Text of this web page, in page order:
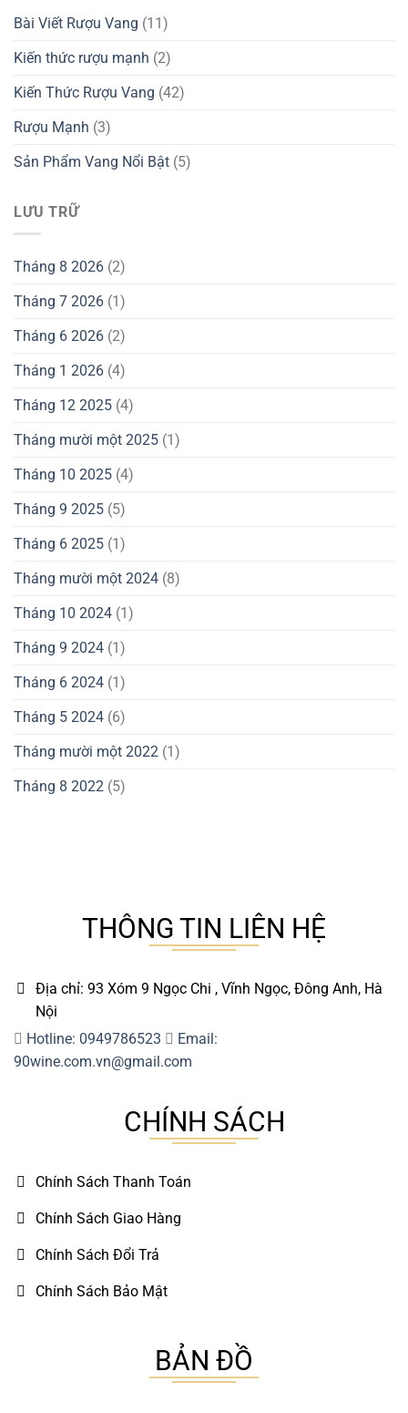
Bài Viết Rượu Vang (11)
Kiến thức rượu mạnh (2)
Kiến Thức Rượu Vang (42)
Rượu Mạnh (3)
Sản Phẩm Vang Nổi Bật (5)
LƯU TRỮ
Tháng 8 2026 (2)
Tháng 7 2026 (1)
Tháng 6 2026 (2)
Tháng 1 2026 (4)
Tháng 12 2025 (4)
Tháng mười một 2025 (1)
Tháng 10 2025 (4)
Tháng 9 2025 (5)
Tháng 6 2025 (1)
Tháng mười một 2024 (8)
Tháng 10 2024 (1)
Tháng 9 2024 (1)
Tháng 6 2024 (1)
Tháng 5 2024 (6)
Tháng mười một 2022 (1)
Tháng 8 2022 (5)
THÔNG TIN LIÊN HỆ
Địa chỉ: 93 Xóm 9 Ngọc Chi , Vĩnh Ngọc, Đông Anh, Hà
Nội
Hotline: 0949786523
Email:
90wine.com.vn@gmail.com
CHÍNH SÁCH
Chính Sách Thanh Toán
Chính Sách Giao Hàng
Chính Sách Đổi Trả
Chính Sách Bảo Mật
BẢN ĐỒ